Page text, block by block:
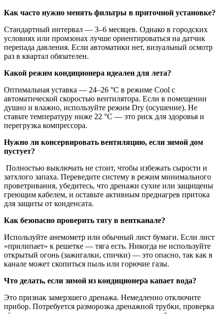
Как часто нужно менять фильтры в приточной установке?
Стандартный интервал — 3–6 месяцев. Однако в городских
условиях или промзонах лучше ориентироваться на датчик
перепада давления. Если автоматики нет, визуальный осмотр
раз в квартал обязателен.
Какой режим кондиционера идеален для лета?
Оптимальная уставка — 24–26 °C в режиме Cool с
автоматической скоростью вентилятора. Если в помещении
душно и влажно, используйте режим Dry (осушение). Не
ставьте температуру ниже 22 °C — это риск для здоровья и
перегрузка компрессора.
Нужно ли консервировать вентиляцию, если зимой дом
пустует?
Полностью выключать не стоит, чтобы избежать сырости и
затхлого запаха. Переведите систему в режим минимального
проветривания, убедитесь, что дренажи сухие или защищены
греющим кабелем, и оставьте активным преднагрев притока
для защиты от конденсата.
Как безопасно проверить тягу в вентканале?
Используйте анемометр или обычный лист бумаги. Если лист
«прилипает» к решетке — тяга есть. Никогда не используйте
открытый огонь (зажигалки, спички) — это опасно, так как в
канале может скопиться пыль или горючие газы.
Что делать, если зимой из кондиционера капает вода?
Это признак замерзшего дренажа. Немедленно отключите
прибор. Потребуется разморозка дренажной трубки, проверка